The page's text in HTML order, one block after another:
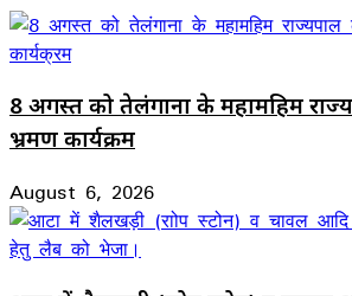
8 अगस्त को तेलंगाना के महामहिम
भ्रमण कार्यक्रम
August 6, 2026